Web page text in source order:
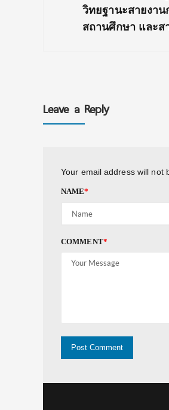
วิทยฐานะสายงา
สถานศึกษา และส
Leave a Reply
Your email address will not
NAME*
COMMENT*